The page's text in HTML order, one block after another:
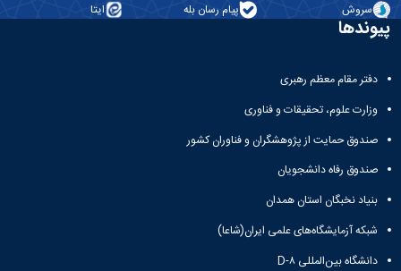
سروش پیام رسان بله ایتا
پیوندها
دفتر مقام معظم رهبری
وزارت علوم، تحقیقات و فناوری
صندوق حمایت از پژوهشگران و فناوران کشور
صندوق رفاه دانشجویان
بنیاد نخبگان استان همدان
شبکه آزمایشگاه‌های علمی ایران(شاعا)
دانشگاه بین‌المللی D-۸